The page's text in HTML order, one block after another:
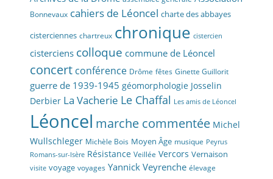
Bonnevaux cahiers de Léoncel charte des abbayes
cisterciennes chartreux chronique cistercien
cisterciens colloque commune de Léoncel
concert conférence Drôme fêtes Ginette Guillorit
guerre de 1939-1945 géomorphologie Josselin
Derbier La Vacherie Le Chaffal Les amis de Léoncel
Léoncel marche commentée Michel
Wullschleger Michèle Bois Moyen Âge musique Peyrus
Romans-sur-Isère Résistance Veillée Vercors Vernaison
visite voyage voyages Yannick Veyrenche élevage